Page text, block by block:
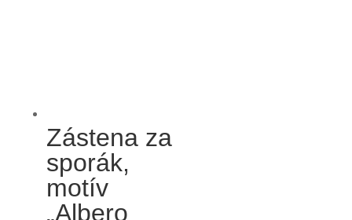
Zástena za
sporák,
motív
„Albero